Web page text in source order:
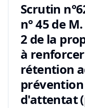
Scrutin
n° 45 de
2 de la
à
rétention
prévention
d'attentat